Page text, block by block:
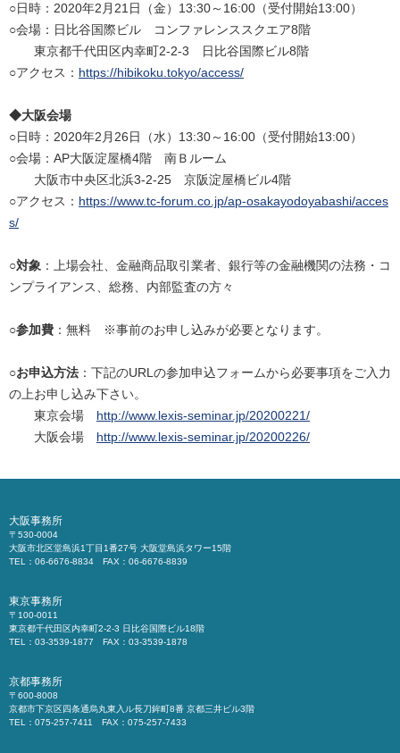
○日時：2020年2月21日（金）13:30～16:00（受付開始13:00）
○会場：日比谷国際ビル コンファレンススクエア8階
東京都千代田区内幸町2-2-3 日比谷国際ビル8階
○アクセス： https://hibikoku.tokyo/access/
◆大阪会場
○日時：2020年2月26日（水）13:30～16:00（受付開始13:00）
○会場：AP大阪淀屋橋4階 南Ｂルーム
大阪市中央区北浜3-2-25 京阪淀屋橋ビル4階
○アクセス： https://www.tc-forum.co.jp/ap-osakayodoyabashi/acces
s/
○対象 ：上場会社、金融商品取引業者、銀行等の金融機関の法務・コ
ンプライアンス、総務、内部監査の方々
○参加費 ：無料 ※事前のお申し込みが必要となります。
○お申込方法 ：下記のURLの参加申込フォームから必要事項をご入力
の上お申し込み下さい。
東京会場 http://www.lexis-seminar.jp/20200221/
大阪会場 http://www.lexis-seminar.jp/20200226/
大阪事務所
〒530-0004
大阪市北区堂島浜1丁目1番27号 大阪堂島浜タワー15階
TEL：06-6676-8834 FAX：06-6676-8839
東京事務所
〒100-0011
東京都千代田区内幸町2-2-3 日比谷国際ビル18階
TEL：03-3539-1877 FAX：03-3539-1878
京都事務所
〒600-8008
京都市下京区四条通烏丸東入ル長刀鉾町8番 京都三井ビル3階
TEL：075-257-7411 FAX：075-257-7433